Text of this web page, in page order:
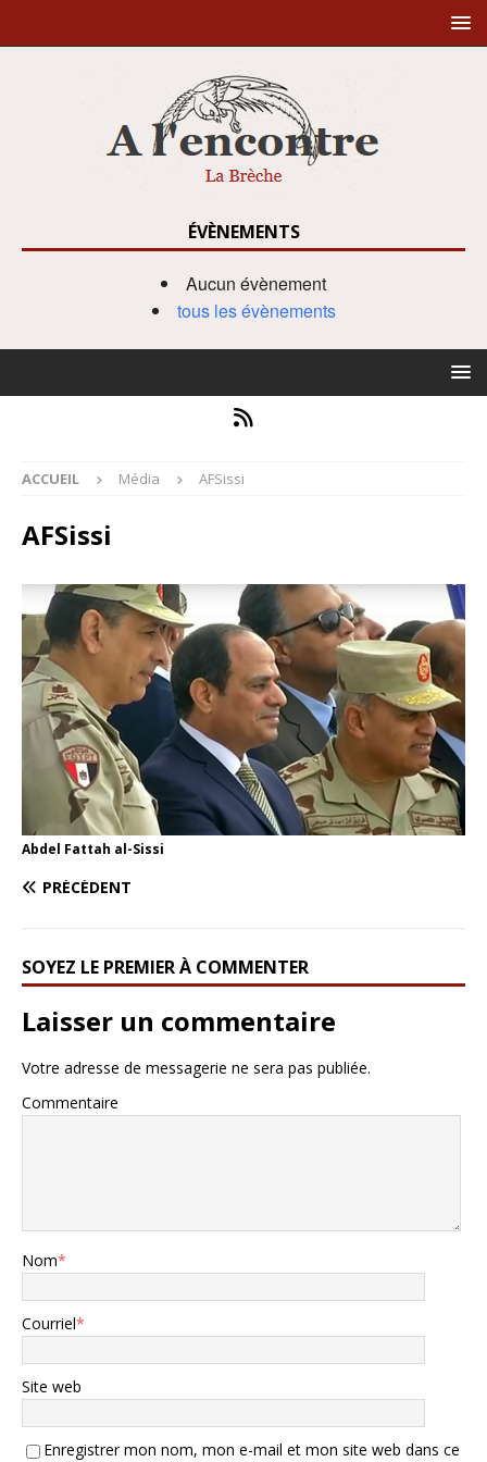
ÉVÈNEMENTS
Aucun évènement
tous les évènements
ACCUEIL Média AFSissi
AFSissi
Abdel Fattah al-Sissi
PRÉCÉDENT
SOYEZ LE PREMIER À COMMENTER
Laisser un commentaire
Votre adresse de messagerie ne sera pas publiée.
Commentaire
Nom*
Courriel*
Site web
Enregistrer mon nom, mon e-mail et mon site web dans ce